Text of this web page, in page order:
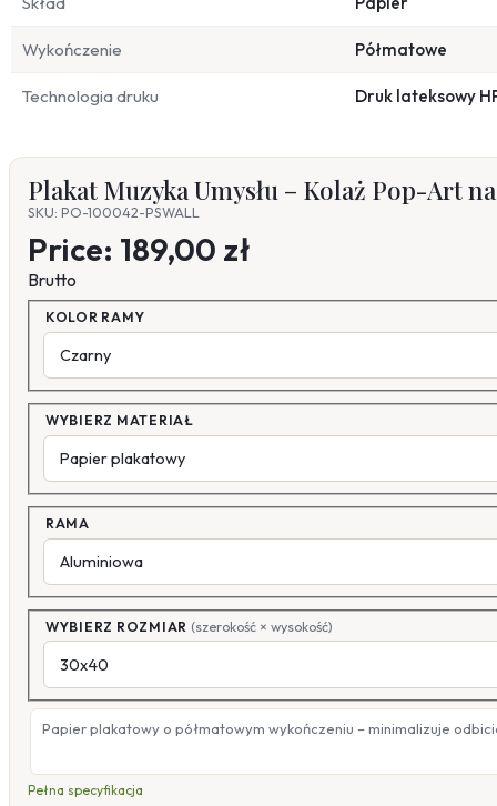
Wykończenie Półmatowe
Technologia druku Druk lateksowy
Plakat Muzyka Umysłu – Kolaż Pop-Art
SKU: PO-100042-PSWALL
Price: 189,00 zł
Brutto
KOLOR RAMY
WYBIERZ MATERIAŁ
RAMA
WYBIERZ ROZMIAR (szerokość × wysokość)
Papier plakatowy o półmatowym wykończeniu – minimalizuje
Pełna specyfikacja